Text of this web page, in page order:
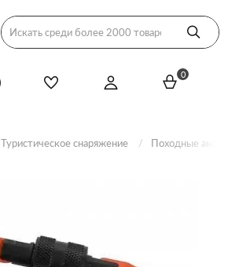
0
Туристическое снаряжение Походные